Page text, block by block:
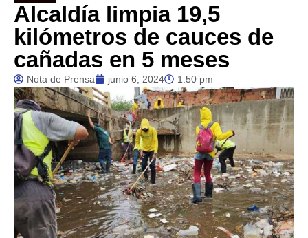
Alcaldía limpia 19,5
kilómetros de cauces de
cañadas en 5 meses
Nota de Prensa junio 6, 2024 1:50 pm